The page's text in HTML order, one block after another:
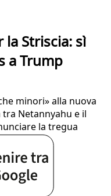
Striscia: sì
a Trump
minori» alla nuova
tra Netannyahu e il
la tregua